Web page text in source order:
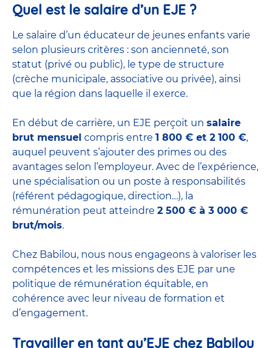
Quel est le salaire d’un EJE ?
Le salaire d’un éducateur de jeunes enfants varie
selon plusieurs critères : son ancienneté, son
statut (privé ou public), le type de structure
(crèche municipale, associative ou privée), ainsi
que la région dans laquelle il exerce.
En début de carrière, un EJE perçoit un salaire
brut mensuel compris entre 1 800 € et 2 100 €,
auquel peuvent s’ajouter des primes ou des
avantages selon l’employeur. Avec de l’expérience,
une spécialisation ou un poste à responsabilités
(référent pédagogique, direction…), la
rémunération peut atteindre 2 500 € à 3 000 €
brut/mois.
Chez Babilou, nous nous engageons à valoriser les
compétences et les missions des EJE par une
politique de rémunération équitable, en
cohérence avec leur niveau de formation et
d’engagement.
Travailler en tant qu’EJE chez Babilou